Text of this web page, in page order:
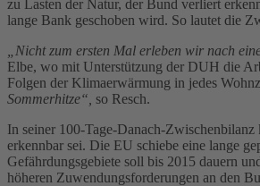
zu Lasten der Natur, der Bund verliert
lange Bank geschoben wird. So lautet die
„Nicht zum ersten Mal erleben wir nach
Elbe, wo mit Unterstützung der DUH die
Folgen der Klimaerwärmung in jedes
Sommerhitze“, so Resch.
In seiner 100-Tage-Danach-
erkennbar sei. Die EU schiebe eine lange
Gefährdungsgebiete soll bis 2015 dauern
höheren Zuwendungsforderungen an den